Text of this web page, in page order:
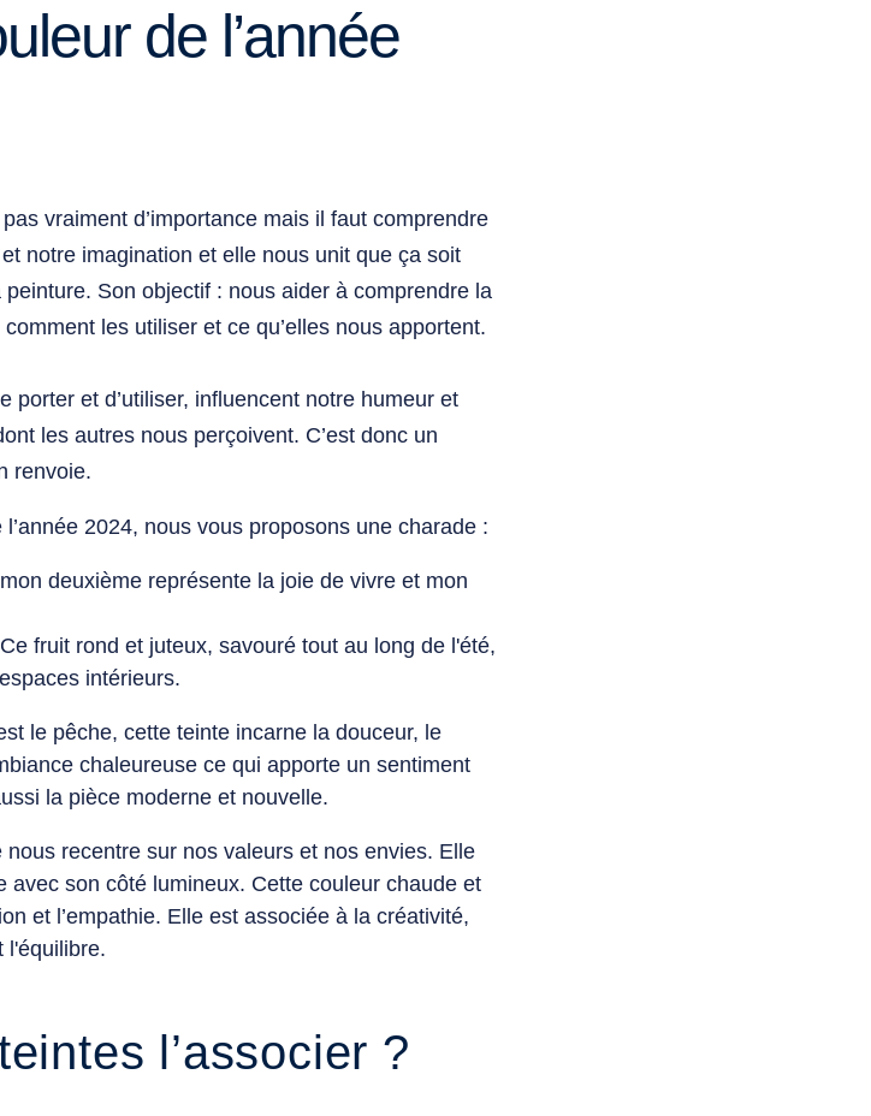
de l’année
pas vraiment d’importance mais il faut comprendre
notre imagination et elle nous unit que ça soit
Son objectif : nous aider à comprendre la
les utiliser et ce qu’elles nous apportent.
porter et d’utiliser, influencent notre humeur et
les autres nous perçoivent. C’est donc un
renvoie.
l’année 2024, nous vous proposons une charade :
deuxième représente la joie de vivre et mon
fruit rond et juteux, savouré tout au long de l'été,
intérieurs.
le pêche, cette teinte incarne la douceur, le
chaleureuse ce qui apporte un sentiment
la pièce moderne et nouvelle.
recentre sur nos valeurs et nos envies. Elle
avec son côté lumineux. Cette couleur chaude et
et l’empathie. Elle est associée à la créativité,
l'équilibre.
l’associer ?